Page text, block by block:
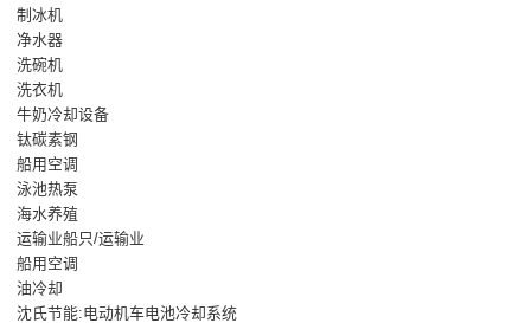
制冰机
净水器
洗碗机
洗衣机
牛奶冷却设备
钛碳素钢
船用空调
泳池热泵
海水养殖
运输业船只/运输业
船用空调
油冷却
沈氏节能:电动机车电池冷却系统